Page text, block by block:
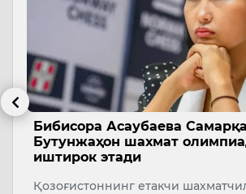
Бибисора Асаубаева
Бутунжаҳон шахмат
иштирок этади
Қозоғистоннинг етакчи